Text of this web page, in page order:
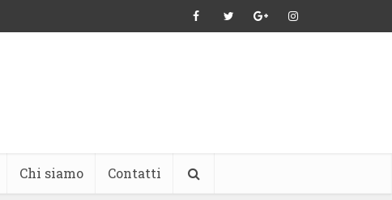
Chi siamo Contatti